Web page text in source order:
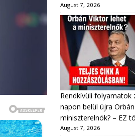
August 7, 2026
Rendkívüli folyamatok
napon belül újra
miniszterelnök? – EZ
August 7, 2026